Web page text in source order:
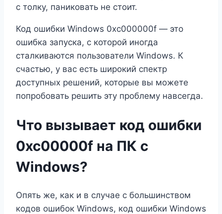
с толку, паниковать не стоит.
Код ошибки Windows 0xc000000f — это
ошибка запуска, с которой иногда
сталкиваются пользователи Windows. К
счастью, у вас есть широкий спектр
доступных решений, которые вы можете
попробовать решить эту проблему навсегда.
Что вызывает код ошибки
0xc00000f на ПК с
Windows?
Опять же, как и в случае с большинством
кодов ошибок Windows, код ошибки Windows